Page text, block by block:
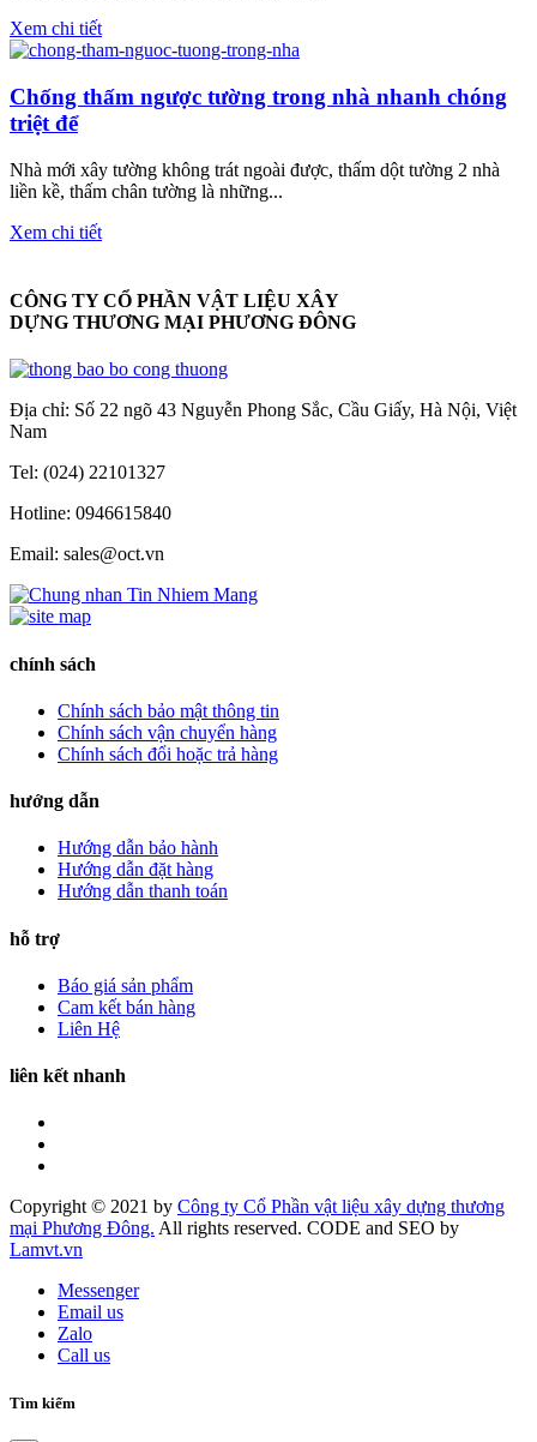
Xem chi tiết
Chống thấm ngược tường trong nhà nhanh chóng
triệt để
Nhà mới xây tường không trát ngoài được, thấm dột tường 2 nhà
liền kề, thấm chân tường là những...
Xem chi tiết
CÔNG TY CỔ PHẦN VẬT LIỆU XÂY
DỰNG THƯƠNG MẠI PHƯƠNG ĐÔNG
Địa chỉ: Số 22 ngõ 43 Nguyễn Phong Sắc, Cầu Giấy, Hà Nội, Việt
Nam
Tel: (024) 22101327
Hotline: 0946615840
Email: sales@oct.vn
chính sách
Chính sách bảo mật thông tin
Chính sách vận chuyển hàng
Chính sách đổi hoặc trả hàng
hướng dẫn
Hướng dẫn bảo hành
Hướng dẫn đặt hàng
Hướng dẫn thanh toán
hỗ trợ
Báo giá sản phẩm
Cam kết bán hàng
Liên Hệ
liên kết nhanh
Copyright © 2021 by Công ty Cổ Phần vật liệu xây dựng thương
mại Phương Đông. All rights reserved. CODE and SEO by
Lamvt.vn
Messenger
Email us
Zalo
Call us
Tìm kiếm